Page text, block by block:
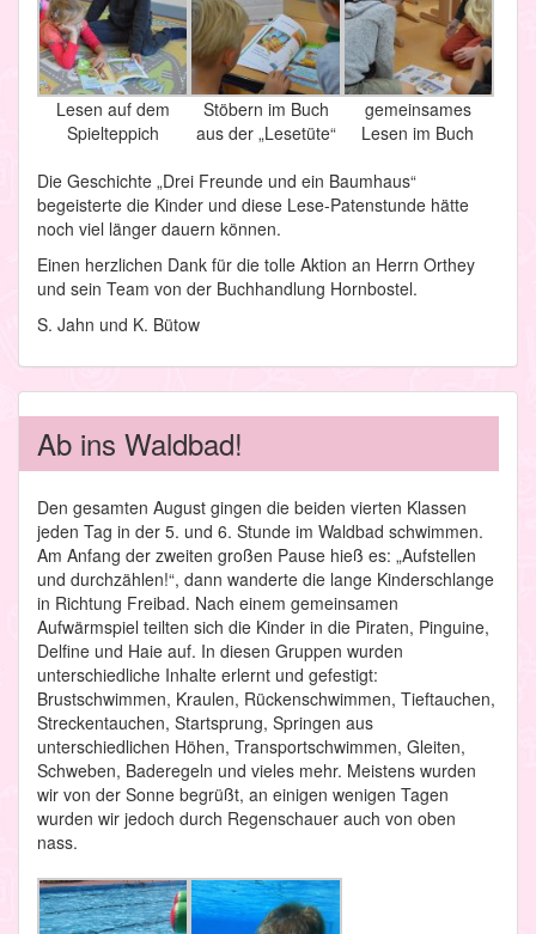
Lesen auf dem
Spielteppich
Stöbern im Buch
aus der „Lesetüte“
gemeinsames
Lesen im Buch
Die Geschichte „Drei Freunde und ein Baumhaus“
begeisterte die Kinder und diese Lese-Patenstunde hätte
noch viel länger dauern können.
Einen herzlichen Dank für die tolle Aktion an Herrn Orthey
und sein Team von der Buchhandlung Hornbostel.
S. Jahn und K. Bütow
Ab ins Waldbad!
Den gesamten August gingen die beiden vierten Klassen
jeden Tag in der 5. und 6. Stunde im Waldbad schwimmen.
Am Anfang der zweiten großen Pause hieß es: „Aufstellen
und durchzählen!“, dann wanderte die lange Kinderschlange
in Richtung Freibad. Nach einem gemeinsamen
Aufwärmspiel teilten sich die Kinder in die Piraten, Pinguine,
Delfine und Haie auf. In diesen Gruppen wurden
unterschiedliche Inhalte erlernt und gefestigt:
Brustschwimmen, Kraulen, Rückenschwimmen, Tieftauchen,
Streckentauchen, Startsprung, Springen aus
unterschiedlichen Höhen, Transportschwimmen, Gleiten,
Schweben, Baderegeln und vieles mehr. Meistens wurden
wir von der Sonne begrüßt, an einigen wenigen Tagen
wurden wir jedoch durch Regenschauer auch von oben
nass.